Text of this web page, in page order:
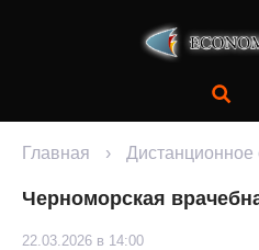
Главная › Дистанционное
Черноморская
22.03.2026 в 14:00